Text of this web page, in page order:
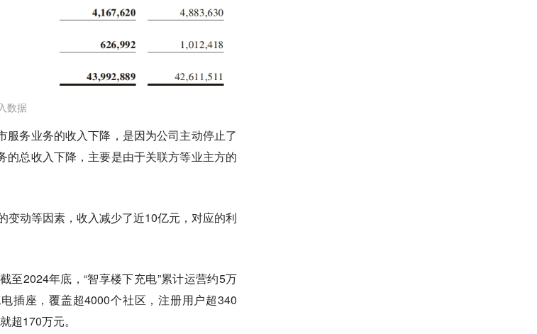
数据
务业务的收入下降，是因为公司主动停止了
总收入下降，主要是由于关联方等业主方的
动等因素，收入减少了近10亿元，对应的利
至2024年底，“智享楼下充电”累计运营约5万
插座，覆盖超4000个社区，注册用户超340
超170万元。